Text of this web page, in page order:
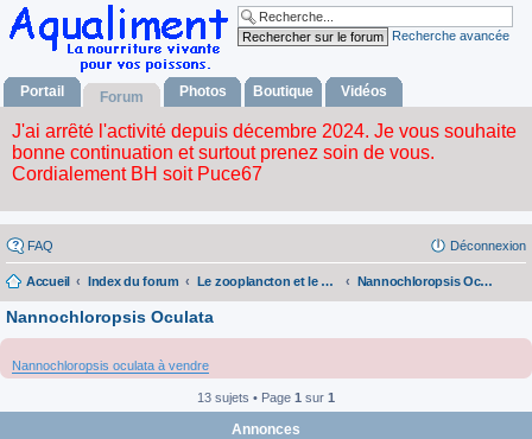
Recherche avancée
Portail Forum Photos Boutique Vidéos
FAQ Déconnexion
Accueil Index du forum Le zooplancton et le phytoplancton Nannochloropsis Oculata
Nannochloropsis Oculata
Nannochloropsis oculata à vendre
13 sujets • Page 1 sur 1
Annonces